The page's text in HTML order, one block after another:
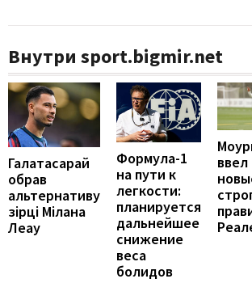
Внутри sport.bigmir.net
Галатасарай
обрав
альтернативу
зірці Мілана
Леау
Формула-1
на пути к
легкости:
планируется
дальнейшее
снижение
веса
болидов
ввел